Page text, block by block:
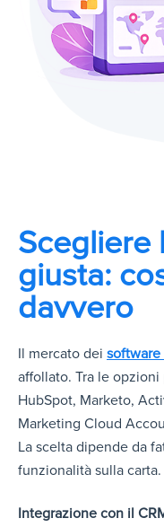
Scegliere
giusta:
davvero
Il mercato dei
affollato. Tra le
HubSpot, Marketo,
Marketing Cloud
La scelta dipende da
funzionalità sulla carta.
Integrazione con il